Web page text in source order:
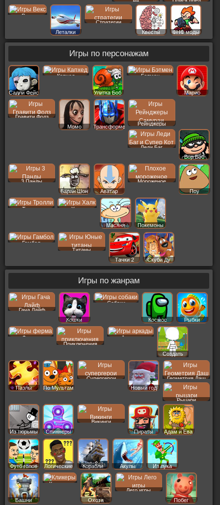
Векс
Леталки
Стратегии
Квесты
ФНФ моды
Игры по персонажам
Салли Фейс
Капхед
Улитка Боб
Бэтмен
Марио
Гравити Фолз
Момо
Трансформеры
Рейнджеры
Леди Баг
Вор Боб
3 Панды
Баран Шон
Аватар
Мороженое
Поу
Тролли Халк
Масяня Покемоны
Гамбол
Титаны
Тачки 2
Скуби Ду
Игры по жанрам
Гача Лайф
Кошки
Собаки
Космос Рыбки
Ферма
Приключения
Аркады
Создать
Пер
Пазлы По Мультам
Супергерои
Новый год
Геометрия Даш
Рыцари
Из тюрьмы Спиннеры
Викинги
Пираты
Адам и Ева
Футб голов Логические Корабли Акулы Из лука
Башни
Кликеры
Охота
Лего игры
Побег